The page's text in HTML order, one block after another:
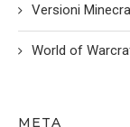
Versioni
World of
META